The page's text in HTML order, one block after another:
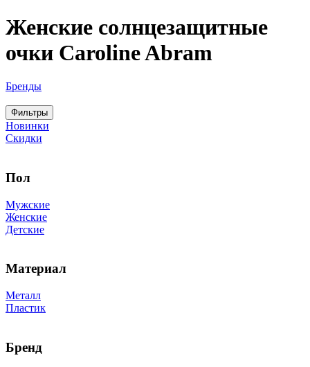
Женские солнцезащитные
очки Caroline Abram
Бренды
Фильтры
Новинки
Скидки
Пол
Мужские
Женские
Детские
Материал
Металл
Пластик
Бренд